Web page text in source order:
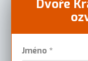
Dvoře
Jméno *